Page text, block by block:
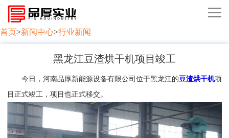
首页>新闻中心>行业新闻
黑龙江豆渣烘干机项目竣工
今日，河南品厚新能源设备有限公司位于黑龙江的豆渣烘干机项
目正式竣工，项目也正式移交。